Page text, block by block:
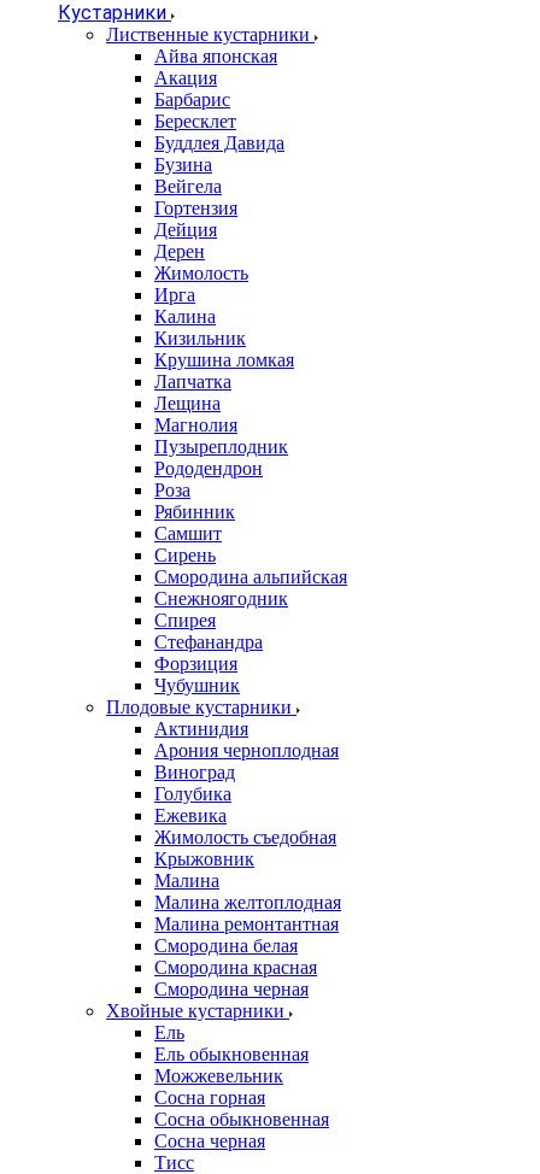
Кустарники
Лиственные кустарники
Айва японская
Акация
Барбарис
Бересклет
Буддлея Давида
Бузина
Вейгела
Гортензия
Дейция
Дерен
Жимолость
Ирга
Калина
Кизильник
Крушина ломкая
Лапчатка
Лещина
Магнолия
Пузыреплодник
Рододендрон
Роза
Рябинник
Самшит
Сирень
Смородина альпийская
Снежноягодник
Спирея
Стефанандра
Форзиция
Чубушник
Плодовые кустарники
Актинидия
Арония черноплодная
Виноград
Голубика
Ежевика
Жимолость съедобная
Крыжовник
Малина
Малина желтоплодная
Малина ремонтантная
Смородина белая
Смородина красная
Смородина черная
Хвойные кустарники
Ель
Ель обыкновенная
Можжевельник
Сосна горная
Сосна обыкновенная
Сосна черная
Тисс